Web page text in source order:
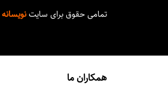
تمامی حقوق برای سایتنویسانه
همکاران ما